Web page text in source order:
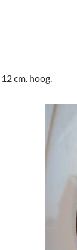
cm. hoog.